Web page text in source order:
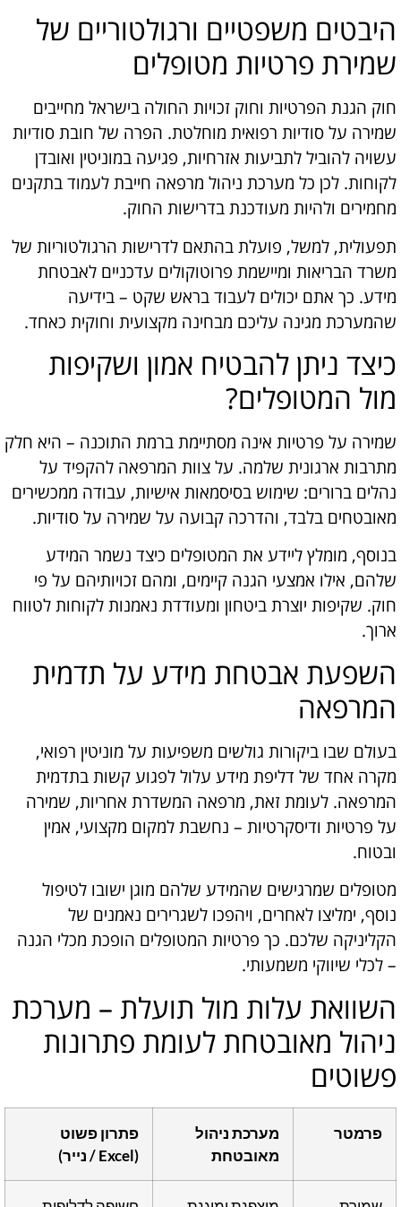
היבטים משפטיים ורגולטוריים של
שמירת פרטיות מטופלים
חוק הגנת הפרטיות וחוק זכויות החולה בישראל מחייבים
שמירה על סודיות רפואית מוחלטת. הפרה של חובת סודיות
עשויה להוביל לתביעות אזרחיות, פגיעה במוניטין ואובדן
לקוחות. לכן כל מערכת ניהול מרפאה חייבת לעמוד בתקנים
מחמירים ולהיות מעודכנת בדרישות החוק.
תפעולית, למשל, פועלת בהתאם לדרישות הרגולטוריות של
משרד הבריאות ומיישמת פרוטוקולים עדכניים לאבטחת
מידע. כך אתם יכולים לעבוד בראש שקט – בידיעה
שהמערכת מגינה עליכם מבחינה מקצועית וחוקית כאחד.
כיצד ניתן להבטיח אמון ושקיפות
מול המטופלים?
שמירה על פרטיות אינה מסתיימת ברמת התוכנה – היא חלק
מתרבות ארגונית שלמה. על צוות המרפאה להקפיד על
נהלים ברורים: שימוש בסיסמאות אישיות, עבודה ממכשירים
מאובטחים בלבד, והדרכה קבועה על שמירה על סודיות.
בנוסף, מומלץ ליידע את המטופלים כיצד נשמר המידע
שלהם, אילו אמצעי הגנה קיימים, ומהם זכויותיהם על פי
חוק. שקיפות יוצרת ביטחון ומעודדת נאמנות לקוחות לטווח
ארוך.
השפעת אבטחת מידע על תדמית
המרפאה
בעולם שבו ביקורות גולשים משפיעות על מוניטין רפואי,
מקרה אחד של דליפת מידע עלול לפגוע קשות בתדמית
המרפאה. לעומת זאת, מרפאה המשדרת אחריות, שמירה
על פרטיות ודיסקרטיות – נחשבת למקום מקצועי, אמין
ובטוח.
מטופלים שמרגישים שהמידע שלהם מוגן ישובו לטיפול
נוסף, ימליצו לאחרים, ויהפכו לשגרירים נאמנים של
הקליניקה שלכם. כך פרטיות המטופלים הופכת מכלי הגנה
– לכלי שיווקי משמעותי.
השוואת עלות מול תועלת – מערכת
ניהול מאובטחת לעומת פתרונות
פשוטים
פרמטר
מערכת ניהול
מאובטחת
פתרון פשוט
(Excel / נייר)